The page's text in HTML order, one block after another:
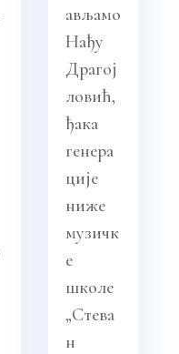
ављамо
Нађу
Драгој
ловић,
ђака
генера
ције
ниже
музичк
е
школе
„Стева
н